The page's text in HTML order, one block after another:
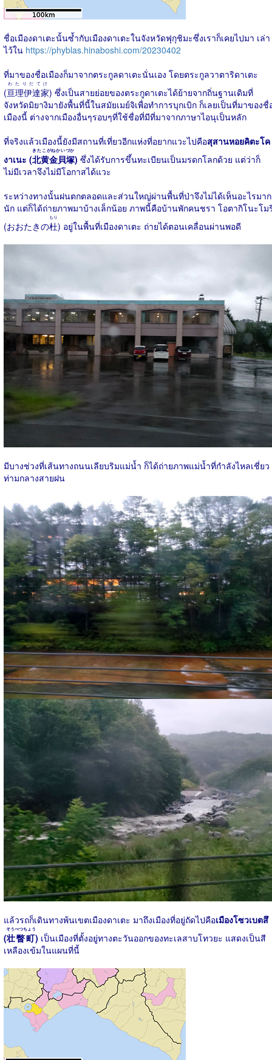
ชื่อเมืองดาเตะนั้นซ้ำกับเมืองดาเตะในจังหวัดฟุกุชิมะซึ่งเราก็เคยไปมา เล่า
ไว้ใน https://phyblas.hinaboshi.com/20230402
ที่มาของชื่อเมืองก็มาจากตระกูลดาเตะนั่นเอง โดยตระกูลวาตาริดาเตะ
(亘理伊達家
わたりだてけ
) ซึ่งเป็นสายย่อยของตระกูดาเตะได้ย้ายจากถิ่นฐานเดิมที่
จังหวัดมิยางิมายังพื้นที่นี้ในสมัยเมย์จิเพื่อทำการบุกเบิก ก็เลยเป็นที่มาของชื่
เมืองนี้ ต่างจากเมืองอื่นๆรอบๆที่ใช้ชื่อที่มีที่มาจากภาษาไอนุเป็นหลัก
ที่จริงแล้วเมืองนี้ยังมีสถานที่เที่ยวอีกแห่งที่อยากแวะไปคือสุสานหอยคิตะโค
งาเนะ (北黄金貝塚
きたこがねかいづか
) ซึ่งได้รับการขึ้นทะเบียนเป็นมรดกโลกด้วย แต่ว่าก็
ไม่มีเวลาจึงไม่มีโอกาสได้แวะ
ระหว่างทางนั้นฝนตกตลอดและส่วนใหญ่ผ่านพื้นที่ป่าจึงไม่ได้เห็นอะไรมาก
นัก แต่ก็ได้ถ่ายภาพมาบ้างเล็กน้อย ภาพนี้คือบ้านพักคนชรา โอตากิโนะโม
(おおたきの杜
もり
) อยู่ในพื้นที่เมืองดาเตะ ถ่ายได้ตอนเคลื่อนผ่านพอดี
มีบางช่วงที่เส้นทางถนนเลียบริมแม่น้ำ ก็ได้ถ่ายภาพแม่น้ำที่กำลังไหลเชี่ยว
ท่ามกลางสายฝน
แล้วรถก็เดินทางพ้นเขตเมืองดาเตะ มาถึงเมืองที่อยู่ถัดไปคือเมืองโซวเบตสึ
(壮瞥町
そうべつちょう
) เป็นเมืองที่ตั้งอยู่ทางตะวันออกของทะเลสาบโทวยะ แสดงเป็นสี
เหลืองเข้มในแผนที่นี้